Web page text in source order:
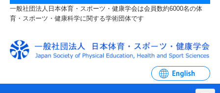
一般社団法人日本体育・スポーツ・健康学会は会員数約6000名の体
育・スポーツ・健康科学に関する学術団体です